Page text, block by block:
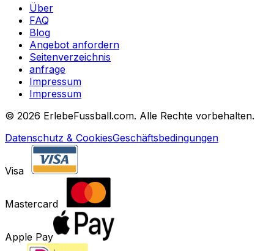
Über
FAQ
Blog
Angebot anfordern
Seitenverzeichnis
anfrage
Impressum
Impressum
© 2026 ErlebeFussball.com. Alle Rechte vorbehalten.
Datenschutz & CookiesGeschäftsbedingungen
Visa
Mastercard
Apple Pay